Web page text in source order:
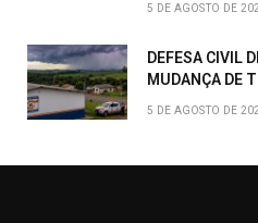
5 DE AGOSTO DE
DEFESA CIVIL
MUDANÇA DE
5 DE AGOSTO DE